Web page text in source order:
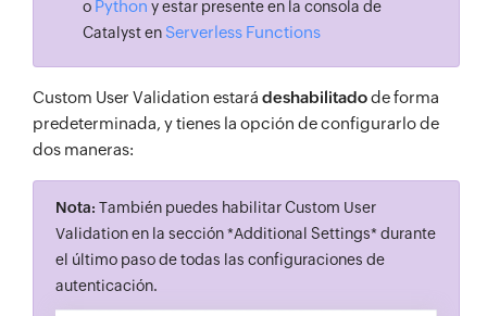
o Python y estar presente en la consola de
Catalyst en Serverless Functions
Custom User Validation estará deshabilitadode forma
predeterminada, y tienes la opción de configurarlo de
dos maneras:
Nota: También puedes habilitar Custom User
Validation en la sección *Additional Settings* durante
el último paso de todas las configuraciones de
autenticación.